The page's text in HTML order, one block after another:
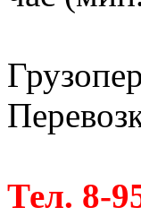
Тел. 8-